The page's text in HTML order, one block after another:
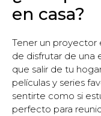
en casa?
Tener un proyector
de disfrutar de una
que salir de tu
películas y series
sentirte como si
perfecto para